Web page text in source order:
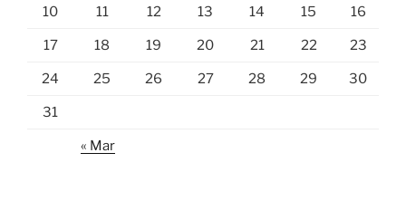
10 11 12 13 14 15 16
17 18 19 20 21 22 23
24 25 26 27 28 29 30
31
« Mar